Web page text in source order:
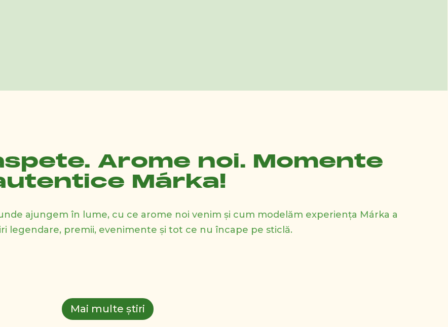
Arome noi. Momente
Márka!
ajungem în lume, cu ce arome noi venim și cum modelăm experiența Márka a
legendare, premii, evenimente și tot ce nu încape pe sticlă.
Mai multe știri